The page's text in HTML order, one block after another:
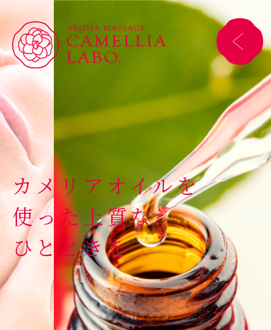
カメリアオイルを
使った上質な
ひとときを